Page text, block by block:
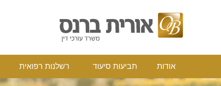
אודות תביעות סיעוד רשלנות רפואית